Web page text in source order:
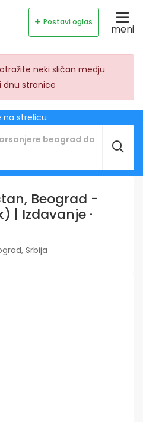
Postavi oglas
meni
neki sličan medju
dnu stranice
na strelicu
Beograd -
| Izdavanje ·
Srbija